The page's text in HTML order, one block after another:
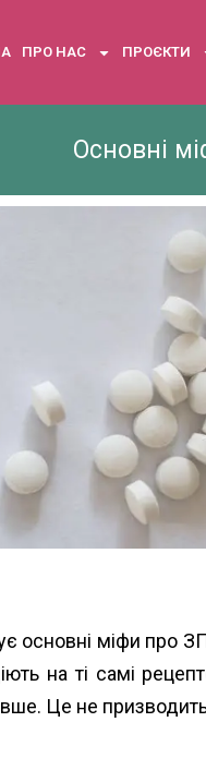
ПРО НАС ПРОЄКТИ
Основні
основні міфи про
на ті самі
Це не